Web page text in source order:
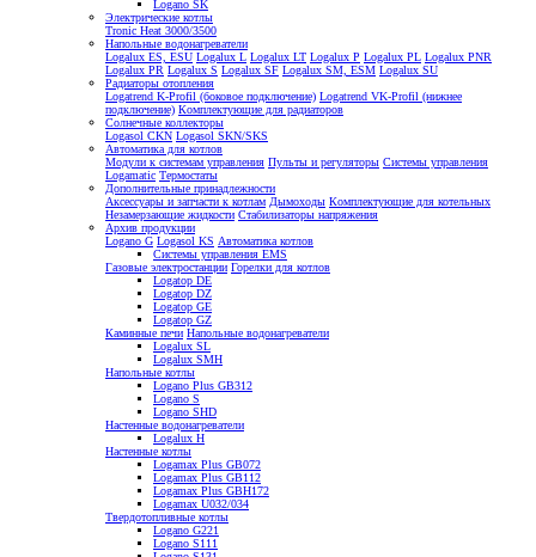
Logano SK
Электрические котлы
Tronic Heat 3000/3500
Напольные водонагреватели
Logalux ES, ESU Logalux L Logalux LT Logalux P Logalux PL Logalux PNR
Logalux PR Logalux S Logalux SF Logalux SM, ESM Logalux SU
Радиаторы отопления
Logatrend K-Profil (боковое подключение) Logatrend VK-Profil (нижнее
подключение) Комплектующие для радиаторов
Солнечные коллекторы
Logasol CKN Logasol SKN/SKS
Автоматика для котлов
Модули к системам управления Пульты и регуляторы Системы управления
Logamatic Термостаты
Дополнительные принадлежности
Аксессуары и запчасти к котлам Дымоходы Комплектующие для котельных
Незамерзающие жидкости Стабилизаторы напряжения
Архив продукции
Logano G Logasol KS Автоматика котлов
Системы управления EMS
Газовые электростанции Горелки для котлов
Logatop DE
Logatop DZ
Logatop GE
Logatop GZ
Каминные печи Напольные водонагреватели
Logalux SL
Logalux SMH
Напольные котлы
Logano Plus GB312
Logano S
Logano SHD
Настенные водонагреватели
Logalux H
Настенные котлы
Logamax Plus GB072
Logamax Plus GB112
Logamax Plus GBH172
Logamax U032/034
Твердотопливные котлы
Logano G221
Logano S111